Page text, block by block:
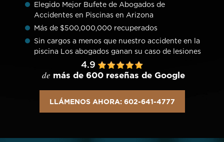
Elegido Mejor Bufete de Abogados de
Accidentes en Piscinas en Arizona
Más de $500,000,000 recuperados
Sin cargos a menos que nuestro accidente en la
piscina Los abogados ganan su caso de lesiones
4.9
de más de 600 reseñas de Google
LLÁMENOS AHORA: 602-641-4777